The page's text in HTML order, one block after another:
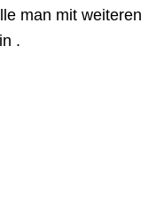
man mit weiteren
.